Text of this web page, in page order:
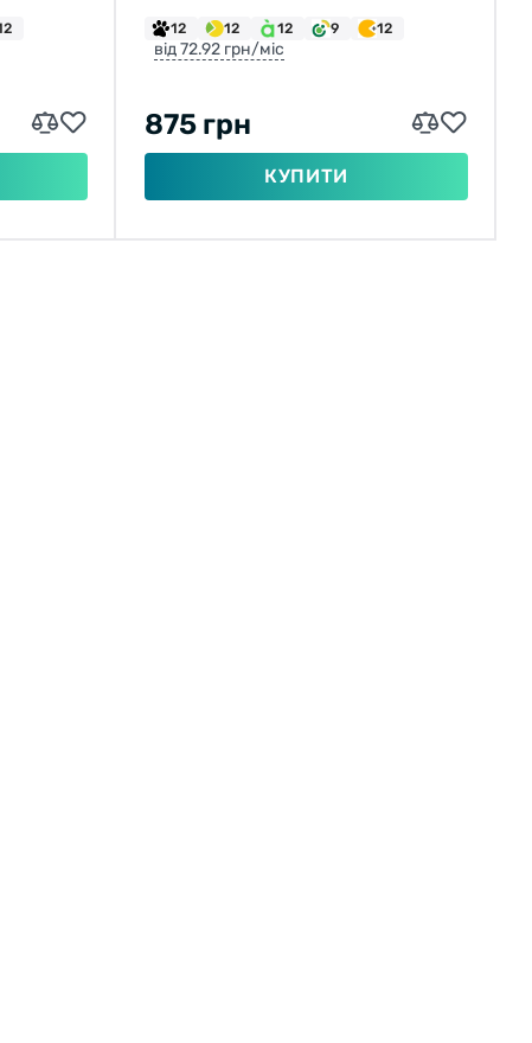
12 12 12 9 12
від 72.92 грн/міс
875 грн
КУПИТИ